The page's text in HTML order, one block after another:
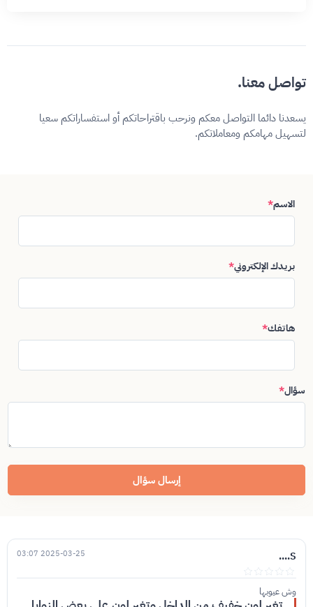
تواصل معنا.
يسعدنا دائما التواصل معكم ونرحب باقتراحاتكم أو استفساراتكم سعيا
لتسهيل مهامكم ومعاملاتكم.
الاسم*
بريدك الإلكتروني*
هاتفك*
سؤال*
إرسال سؤال
S....
2025-03-25 03:07
وش عيوبها